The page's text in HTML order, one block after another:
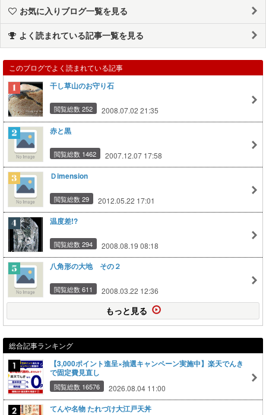
お気に入りブログ一覧を見る
よく読まれている記事一覧を見る
このブログでよく読まれている記事
干し草山のお守り石
閲覧総数 252 2008.07.02 21:35
赤と黒
閲覧総数 1462 2007.12.07 17:58
Ｄimension
閲覧総数 29 2012.05.22 17:01
温度差!?
閲覧総数 294 2008.08.19 08:18
八角形の大地 その２
閲覧総数 611 2008.03.22 12:36
もっと見る
総合記事ランキング
【3,000ポイント進呈×抽選キャンペーン実施中】楽天でんき
で固定費見直し
閲覧総数 16576 2026.08.04 11:00
てんや名物 たれづけ大江戸天丼